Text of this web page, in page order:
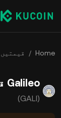
Home
/ قیمتیں
Galileo قیمت
(GALI)